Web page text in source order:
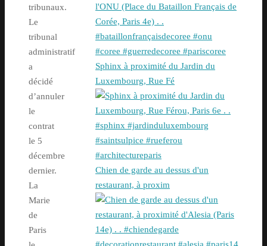
tribunaux.
Le
tribunal
administratif
a
décidé
d’annuler
le
contrat
le 5
décembre
dernier.
La
Marie
de
Paris
Sphinx à proximité du Jardin du
Luxembourg, Rue Fé
Chien de garde au dessus d'un
restaurant, à proxim